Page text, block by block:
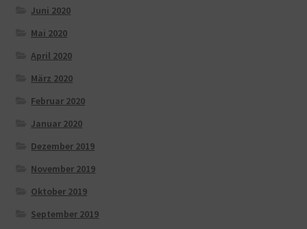
Juni 2020
Mai 2020
April 2020
März 2020
Februar 2020
Januar 2020
Dezember 2019
November 2019
Oktober 2019
September 2019